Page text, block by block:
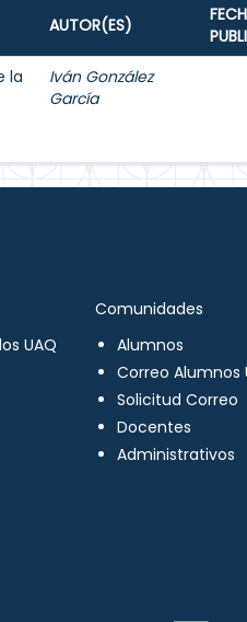
AUTOR(ES)
la
Iván González
García
UAQ
Comunidades
Alumnos
Correo Alumnos
Solicitud Correo
Docentes
Administrativos